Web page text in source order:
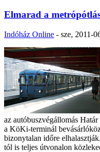
Elmarad a
Indóház Online - sze, 2011-
az autóbuszvégállomás
a KöKi-terminál
bizonytalan időre
tól is teljes útvonalon